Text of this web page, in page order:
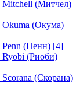
Mitchell (Митчел)
(Окума)
(Пенн) [4]
(Риоби)
(Скорана)